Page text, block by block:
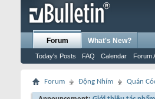
Forum
Today's Posts FAQ Calendar Forum
What's New?
Forum Động Nhím Quán